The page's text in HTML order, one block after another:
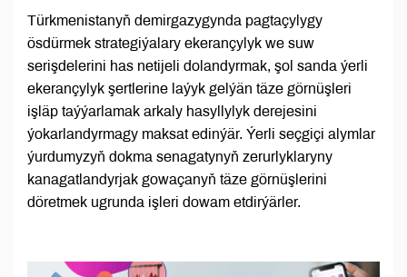
Türkmenistanyň demirgazygynda pagtaçylygy
ösdürmek strategiýalary ekerançylyk we suw
serişdelerini has netijeli dolandyrmak, şol sanda ýerli
ekerançylyk şertlerine laýyk gelýän täze görnüşleri
işläp taýýarlamak arkaly hasyllylyk derejesini
ýokarlandyrmagy maksat edinýär. Ýerli seçgiçi alymlar
ýurdumyzyň dokma senagatynyň zerurlyklaryny
kanagatlandyrjak gowaçanyň täze görnüşlerini
döretmek ugrunda işleri dowam etdirýärler.